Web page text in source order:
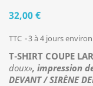
32,00 €
TTC 3 à 4 jours environ
T-SHIRT COUPE
doux», impression
DEVANT / SIRÈNE